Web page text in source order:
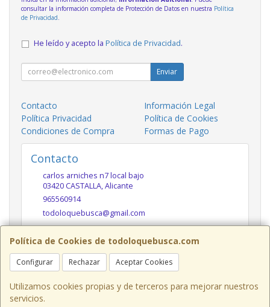
Política de Cookies de todoloquebusca.com
Configurar Rechazar Aceptar Cookies
Utilizamos cookies propias y de terceros para mejorar nuestros
servicios.
consultar la información completa de Protección de Datos en nuestra Política
de Privacidad
He leído y acepto la Política de Privacidad.
Enviar
Contacto
Información Legal
Política Privacidad
Política de Cookies
Condiciones de Compra
Formas de Pago
Contacto
carlos arniches n7 local bajo
03420 CASTALLA,Alicante
965560914
todoloquebusca@gmail.com
Horario
10h a 14h y 17h a 20h